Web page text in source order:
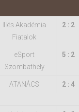
Illés Akadémia
Fiatalok
2 : 2
eSport
Szombathely
5 : 2
ATANÁCS 2 : 4